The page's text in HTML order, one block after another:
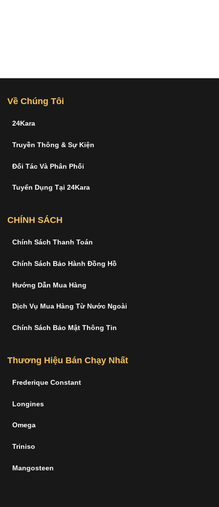
Về Chúng Tôi
24Kara
Truyền Thông & Sự Kiện
Đối Tác Và Phân Phối
Tuyển Dụng Tại 24Kara
CHÍNH SÁCH
Chính Sách Thanh Toán
Chính Sách Bảo Hành Đồng Hồ
Hướng Dẫn Mua Hàng
Dịch Vụ Mua Hàng Từ Nước Ngoài
Chính Sách Bảo Mật Thông Tin
Thương Hiệu Bán Chạy Nhất
Frederique Constant
Longines
Omega
Triniso
Mangosteen